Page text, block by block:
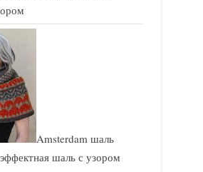
Amsterdam шаль
шаль с узором